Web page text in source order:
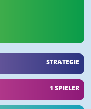
STRATEGIE
1 SPIELER